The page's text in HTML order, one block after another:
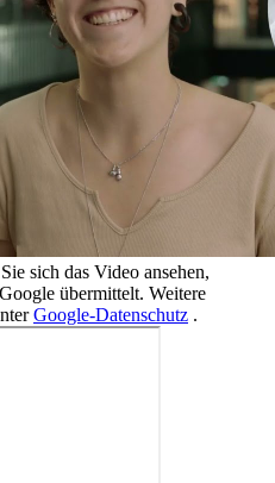
sich das Video ansehen,
übermittelt. Weitere
Google-Datenschutz .